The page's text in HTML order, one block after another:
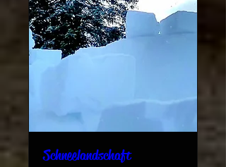
Schneelandschaft